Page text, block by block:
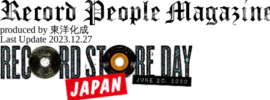
produced by 東洋化成
Last Update 2023.12.27